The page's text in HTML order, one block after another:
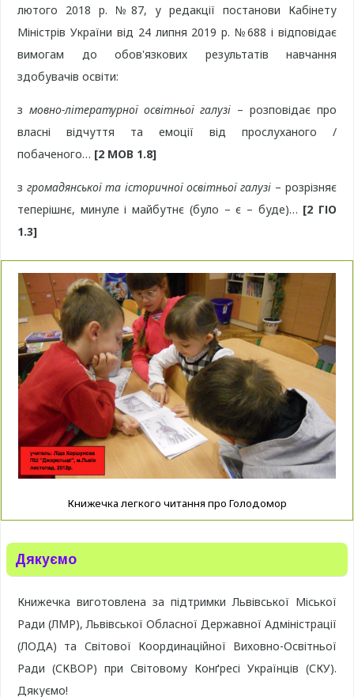
лютого 2018 р. №87, у редакції постанови Кабінету
Міністрів України від 24 липня 2019 р. №688 і відповідає
вимогам до обов'язкових результатів навчання
здобувачів освіти:
з мовно-літературної освітньої галузі – розповідає про
власні відчуття та емоції від прослуханого /
побаченого… [2 МОВ 1.8]
з громадянської та історичної освітньої галузі – розрізняє
теперішнє, минуле і майбутнє (було – є – буде)… [2 ГІО
1.3]
Книжечка легкого читання про Голодомор
Дякуємо
Книжечка виготовлена за підтримки Львівської Міської
Ради (ЛМР), Львівської Обласної Державної Адміністрації
(ЛОДА) та Світової Координаційної Виховно-Освітньої
Ради (СКВОР) при Світовому Конґресі Українців (СКУ).
Дякуємо!